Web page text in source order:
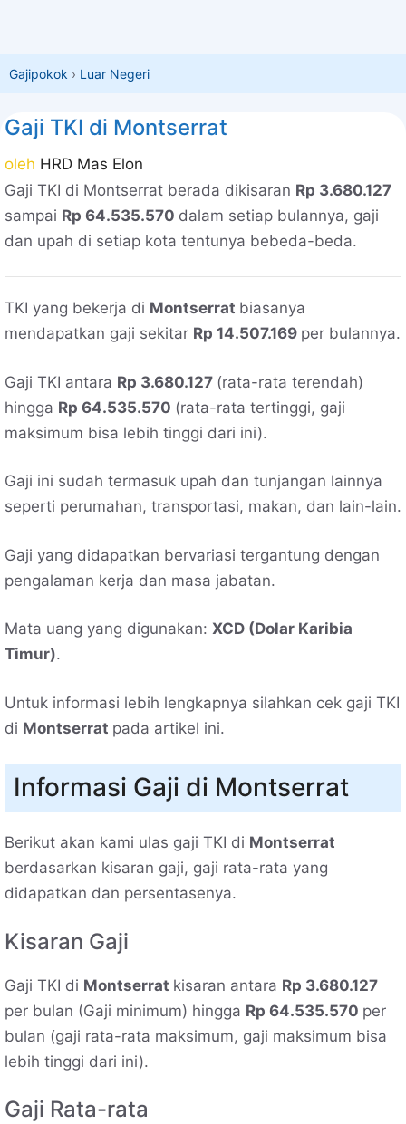
Gajipokok › Luar Negeri
Gaji TKI di Montserrat
oleh HRD Mas Elon
Gaji TKI di Montserrat berada dikisaran Rp 3.680.127
sampai Rp 64.535.570 dalam setiap bulannya, gaji
dan upah di setiap kota tentunya bebeda-beda.
TKI yang bekerja di Montserrat biasanya
mendapatkan gaji sekitar Rp 14.507.169 per bulannya.
Gaji TKI antara Rp 3.680.127 (rata-rata terendah)
hingga Rp 64.535.570 (rata-rata tertinggi, gaji
maksimum bisa lebih tinggi dari ini).
Gaji ini sudah termasuk upah dan tunjangan lainnya
seperti perumahan, transportasi, makan, dan lain-lain.
Gaji yang didapatkan bervariasi tergantung dengan
pengalaman kerja dan masa jabatan.
Mata uang yang digunakan: XCD (Dolar Karibia
Timur).
Untuk informasi lebih lengkapnya silahkan cek gaji TKI
di Montserrat pada artikel ini.
Informasi Gaji di Montserrat
Berikut akan kami ulas gaji TKI di Montserrat
berdasarkan kisaran gaji, gaji rata-rata yang
didapatkan dan persentasenya.
Kisaran Gaji
Gaji TKI di Montserrat kisaran antara Rp 3.680.127
per bulan (Gaji minimum) hingga Rp 64.535.570 per
bulan (gaji rata-rata maksimum, gaji maksimum bisa
lebih tinggi dari ini).
Gaji Rata-rata